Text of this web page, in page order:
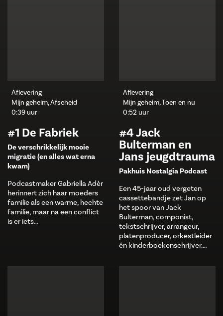
Aflevering
Mijn geheim, Afscheid
0:39 uur
#1 De Fabriek
De verschrikkelijk mooie
migratie (en alles wat erna
kwam)
Podcastmaker Gabriella Adèr
herinnert zich haar moeders
familie als een warme, hechte
familie, maar na een conflict
is er iets…
Aflevering
Mijn geheim, Toen en nu
0:52 uur
#4 Jack
Bulterman en
Jans jeugdtrauma
Pakhuis Nostalgia Podcast
Een 45-jaar oud vergeten
cassettebandje zet Jan op
het spoor van Jack
Bulterman, componist,
tekstschrijver, arrangeur,
platenproducer, orkestleider
én kinderboekenschrijver.…